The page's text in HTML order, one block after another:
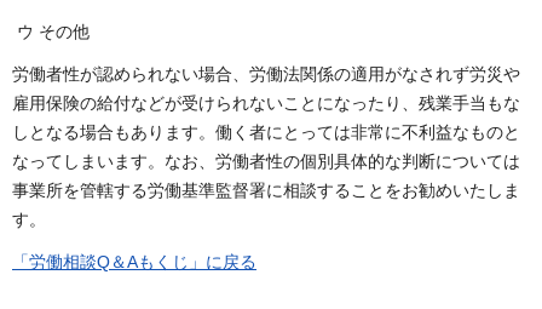
ウ その他
労働者性が認められない場合、労働法関係の適用がなされず労災や
雇用保険の給付などが受けられないことになったり、残業手当もな
しとなる場合もあります。働く者にとっては非常に不利益なものと
なってしまいます。なお、労働者性の個別具体的な判断については
事業所を管轄する労働基準監督署に相談することをお勧めいたしま
す。
「労働相談Q＆Aもくじ」に戻る